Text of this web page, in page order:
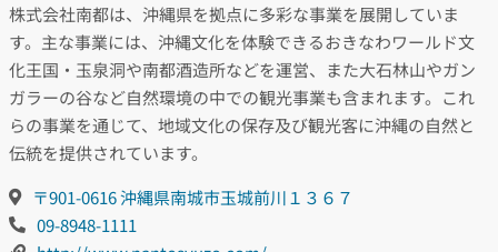
株式会社南都は、沖縄県を拠点に多彩な事業を展開していま
す。主な事業には、沖縄文化を体験できるおきなわワールド文
化王国・玉泉洞や南都酒造所などを運営、また大石林山やガン
ガラーの谷など自然環境の中での観光事業も含まれます。これ
らの事業を通じて、地域文化の保存及び観光客に沖縄の自然と
伝統を提供されています。
〒901-0616 沖縄県南城市玉城前川１３６７
09-8948-1111